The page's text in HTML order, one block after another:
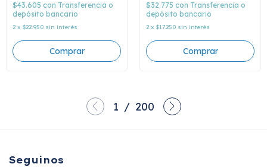
$43.605 con Transferencia o
depósito bancario
2 x $22.950 sin interés
$32.775 con Transferencia o
depósito bancario
2 x $17.250 sin interés
1 / 200
Seguinos